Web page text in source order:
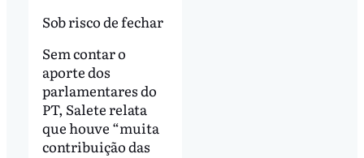
Sob risco de fechar
Sem contar o
aporte dos
parlamentares do
PT, Salete relata
que houve “muita
contribuição das